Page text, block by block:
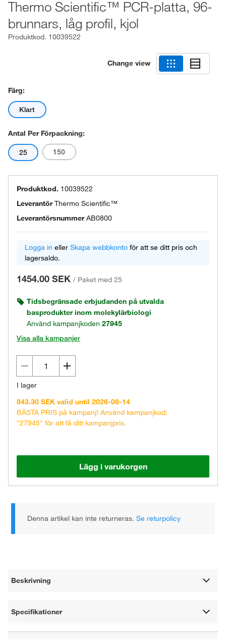
Thermo Scientific™ PCR-platta, 96-
brunnars, låg profil, kjol
Produktkod. 10039522
Change view
Färg:
Klart
Antal Per Förpackning:
25 150
Produktkod. 10039522
LeverantörThermo Scientific™
Leverantörsnummer AB0800
Logga in eller Skapa webbkonto för att se ditt pris och
lagersaldo.
1454.00 SEK / Paket med 25
Tidsbegränsade erbjudanden på utvalda
basprodukter inom molekylärbiologi
Använd kampanjkoden 27945
Visa alla kampanjer
I lager
843.30 SEK valid until 2026-08-14
BÄSTA PRIS på kampanj! Använd kampanjkod:
"27945" för att få ditt kampanjpris.
Lägg i varukorgen
Denna artikel kan inte returneras.Se returpolicy
Beskrivning
Specifikationer